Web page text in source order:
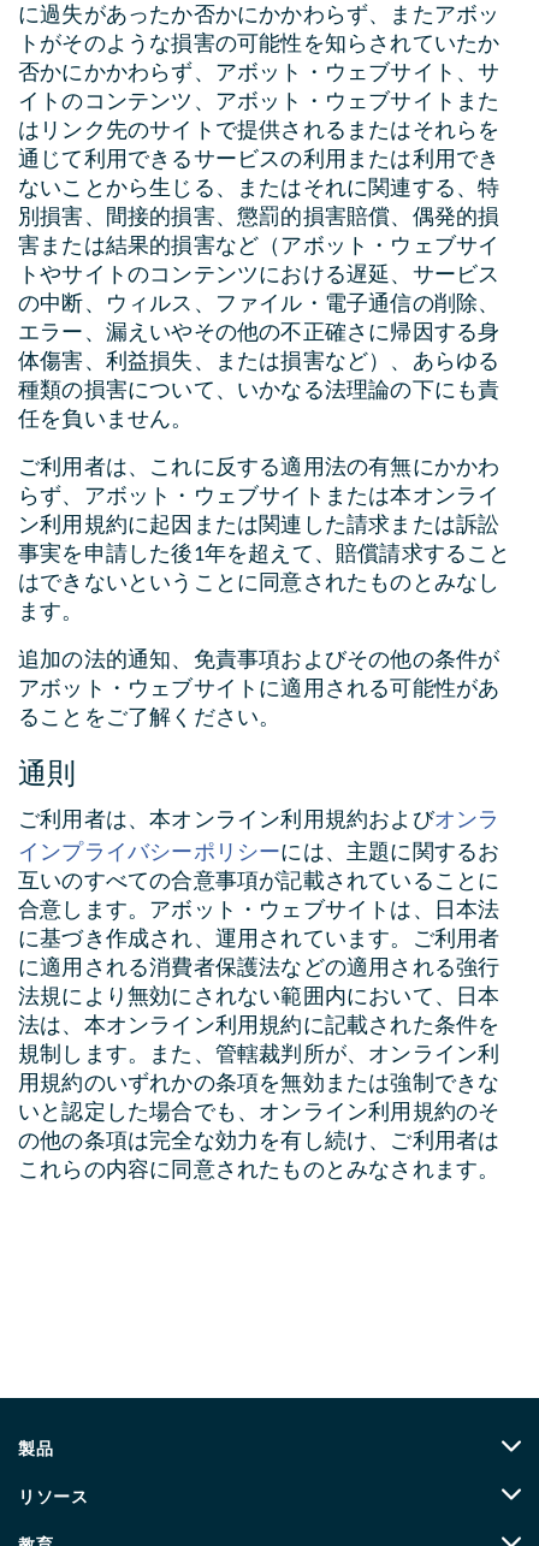
に過失があったか否かにかかわらず、またアボッ
トがそのような損害の可能性を知らされていたか
否かにかかわらず、アボット・ウェブサイト、サ
イトのコンテンツ、アボット・ウェブサイトまた
はリンク先のサイトで提供されるまたはそれらを
通じて利用できるサービスの利用または利用でき
ないことから生じる、またはそれに関連する、特
別損害、間接的損害、懲罰的損害賠償、偶発的損
害または結果的損害など（アボット・ウェブサイ
トやサイトのコンテンツにおける遅延、サービス
の中断、ウィルス、ファイル・電子通信の削除、
エラー、漏えいやその他の不正確さに帰因する身
体傷害、利益損失、または損害など）、あらゆる
種類の損害について、いかなる法理論の下にも責
任を負いません。
ご利用者は、これに反する適用法の有無にかかわ
らず、アボット・ウェブサイトまたは本オンライ
ン利用規約に起因または関連した請求または訴訟
事実を申請した後1年を超えて、賠償請求すること
はできないということに同意されたものとみなし
ます。
追加の法的通知、免責事項およびその他の条件が
アボット・ウェブサイトに適用される可能性があ
ることをご了解ください。
通則
ご利用者は、本オンライン利用規約およびオンラ
インプライバシーポリシーには、主題に関するお
互いのすべての合意事項が記載されていることに
合意します。アボット・ウェブサイトは、日本法
に基づき作成され、運用されています。ご利用者
に適用される消費者保護法などの適用される強行
法規により無効にされない範囲内において、日本
法は、本オンライン利用規約に記載された条件を
規制します。また、管轄裁判所が、オンライン利
用規約のいずれかの条項を無効または強制できな
いと認定した場合でも、オンライン利用規約のそ
の他の条項は完全な効力を有し続け、ご利用者は
これらの内容に同意されたものとみなされます。
製品
リソース